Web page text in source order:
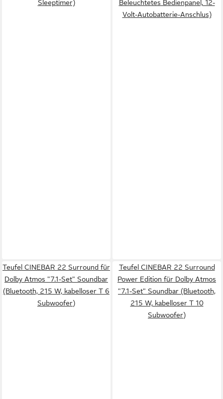
Sleeptimer)
Beleuchtetes Bedienpanel, 12-
Volt-Autobatterie-Anschlus)
Teufel CINEBAR 22 Surround für
Dolby Atmos "7.1-Set" Soundbar
(Bluetooth, 215 W, kabelloser T 6
Subwoofer)
Teufel CINEBAR 22 Surround
Power Edition für Dolby Atmos
"7.1-Set" Soundbar (Bluetooth,
215 W, kabelloser T 10
Subwoofer)